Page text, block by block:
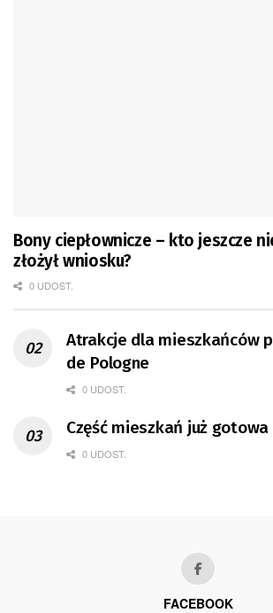
Bony ciepłownicze – kto jeszcze
złożył wniosku?
0 UDOST.
Atrakcje dla mieszkańców
de Pologne
0 UDOST.
Część mieszkań już gotowa
0 UDOST.
FACEBOOK